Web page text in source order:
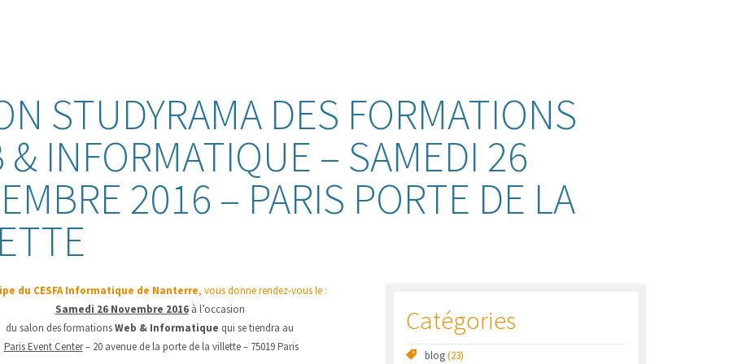
STUDYRAMA DES FORMATIONS
& INFORMATIQUE – SAMEDI 26
2016 – PARIS PORTE DE LA
du CESFA Informatique de Nanterre, vous donne rendez-vous le :
Samedi 26 Novembre 2016à l’occasion
du salon des formationsWeb & Informatique qui se tiendra au
Paris Event Center– 20 avenue de la porte de la villette – 75019 Paris
Catégories
blog(23)